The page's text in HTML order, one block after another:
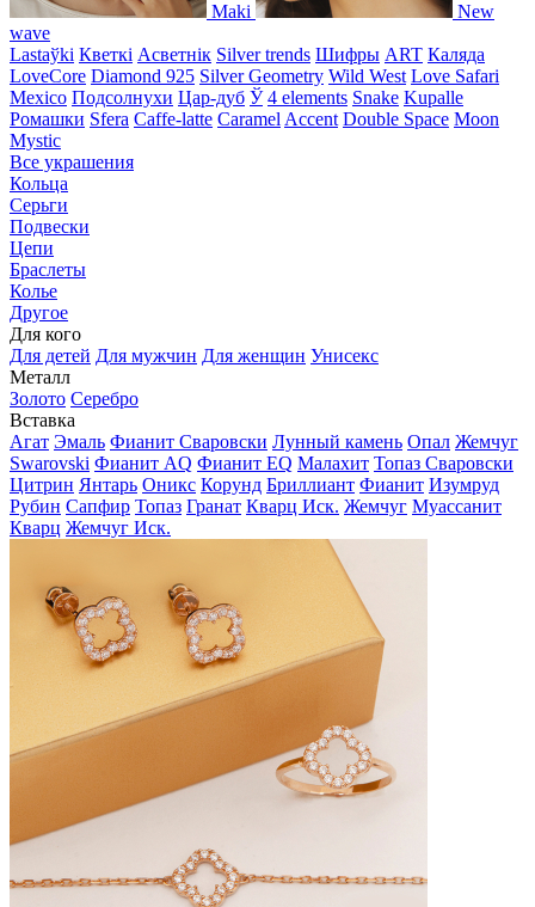
Maki
New
wave
Lastaўki Кветкі Асветнiк Silver trends Шифры ART Каляда
LoveCore Diamond 925 Silver Geometry Wild West Love Safari
Mexico Подсолнухи Цар-дуб Ў 4 elements Snake Kupalle
Ромашки Sfera Caffe-latte Caramel Accent Double Space Moon
Mystic
Все украшения
Кольца
Серьги
Подвески
Цепи
Браслеты
Колье
Другое
Для кого
Для детей Для мужчин Для женщин Унисекс
Металл
Золото Серебро
Вставка
Агат Эмаль Фианит Сваровски Лунный камень Опал Жемчуг
Swarovski Фианит AQ Фианит EQ Малахит Топаз Сваровски
Цитрин Янтарь Оникс Корунд Бриллиант Фианит Изумруд
Рубин Сапфир Топаз Гранат Кварц Иск. Жемчуг Муассанит
Кварц Жемчуг Иск.